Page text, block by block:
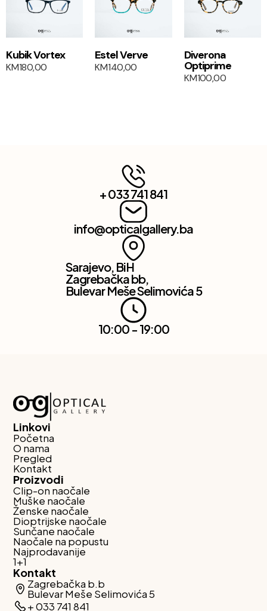
Kubik Vortex
KM180,00
Estel Verve
KM140,00
Diverona
Optiprime
KM100,00
+ 033 741 841
info@opticalgallery.ba
Sarajevo, BiH
Zagrebačka bb,
Bulevar Meše Selimovića 5
10:00 - 19:00
Linkovi
Početna
O nama
Pregled
Kontakt
Proizvodi
Clip-on naočale
Muške naočale
Ženske naočale
Dioptrijske naočale
Sunčane naočale
Naočale na popustu
Najprodavanije
1+1
Kontakt
Zagrebačka b.b
Bulevar Meše Selimovića 5
+ 033 741 841